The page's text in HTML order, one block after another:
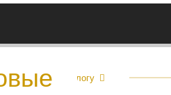
Назад к каталогу